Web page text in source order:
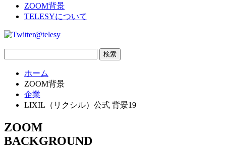
ZOOM背景
TELESYについて
@telesy
ホーム
ZOOM背景
企業
LIXIL（リクシル）公式 背景19
ZOOM
BACKGROUND